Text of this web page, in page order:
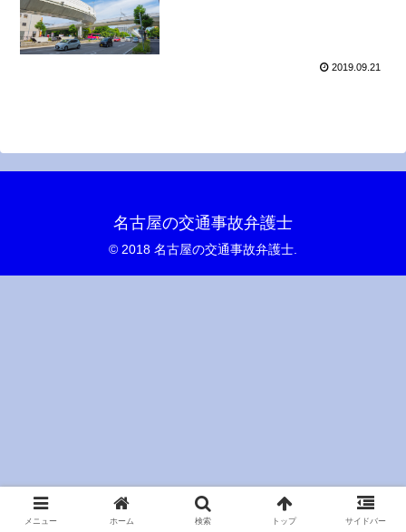
2019.09.21
名古屋の交通事故弁護士
© 2018 名古屋の交通事故弁護士.
メニュー ホーム 検索 トップ サイドバー